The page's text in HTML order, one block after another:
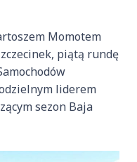
Momotem
piątą rundę
liderem
sezon Baja